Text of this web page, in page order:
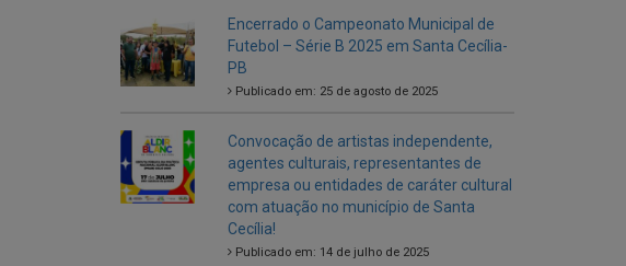
Convocação de artistas independente,
agentes culturais, representantes de
empresa ou entidades de caráter cultural
Cecília!
Publicado em: 14 de julho de 2025
Entrega de Novos Tablets aos Agentes
Comunitários de Saúde
Publicado em: 5 de julho de 2025